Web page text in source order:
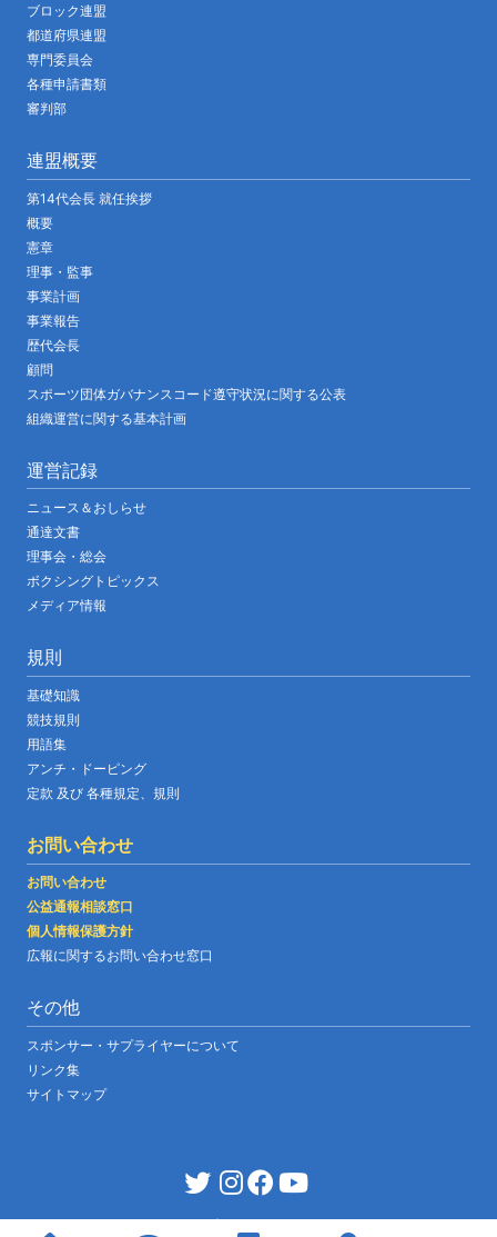
ブロック連盟
都道府県連盟
専門委員会
各種申請書類
審判部
連盟概要
第14代会長 就任挨拶
概要
憲章
理事・監事
事業計画
事業報告
歴代会長
顧問
スポーツ団体ガバナンスコード遵守状況に関する公表
組織運営に関する基本計画
運営記録
ニュース＆おしらせ
通達文書
理事会・総会
ボクシングトピックス
メディア情報
規則
基礎知識
競技規則
用語集
アンチ・ドーピング
定款 及び 各種規定、規則
お問い合わせ
お問い合わせ
公益通報相談窓口
個人情報保護方針
広報に関するお問い合わせ窓口
その他
スポンサー・サプライヤーについて
リンク集
サイトマップ